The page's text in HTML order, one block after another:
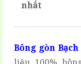
nhất
Bông gòn